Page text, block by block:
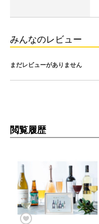
みんなのレビュー
まだレビューがありません
閲覧履歴